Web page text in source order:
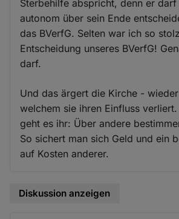
Sterbehilfe abspricht, denn er
autonom über sein Ende
das BVerfG. Selten war ich so
Entscheidung unseres BVerfG!
darf.
Und das ärgert die Kirche -
welchem sie ihren Einfluss
geht es ihr: Über andere
So sichert man sich Geld und ein
auf Kosten anderer.
Diskussion anzeigen